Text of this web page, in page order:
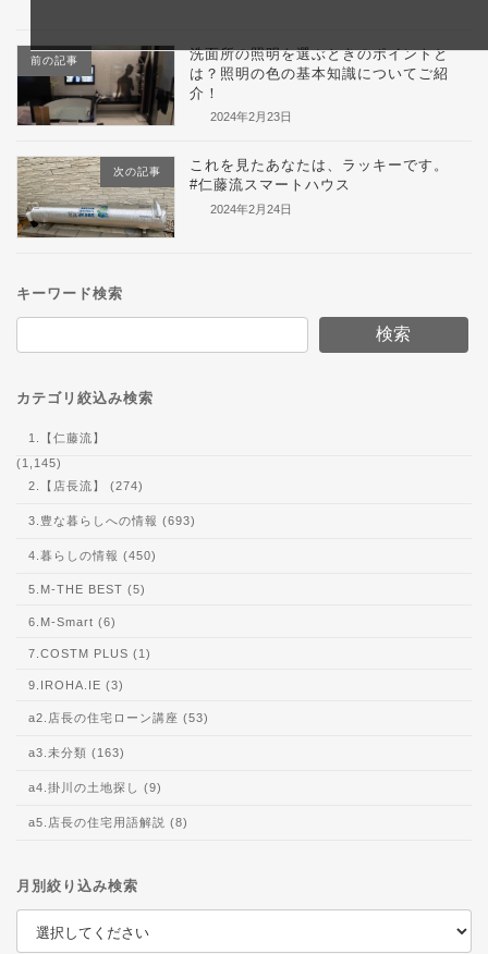
前の記事
洗面所の照明を選ぶときのポイントと
は？照明の色の基本知識についてご紹
介！
2024年2月23日
次の記事
これを見たあなたは、ラッキーです。
#仁藤流スマートハウス
2024年2月24日
キーワード検索
検索
カテゴリ絞込み検索
1.【仁藤流】
(1,145)
2.【店長流】 (274)
3.豊な暮らしへの情報 (693)
4.暮らしの情報 (450)
5.M-THE BEST (5)
6.M-Smart (6)
7.COSTM PLUS (1)
9.IROHA.IE (3)
a2.店長の住宅ローン講座 (53)
a3.未分類 (163)
a4.掛川の土地探し (9)
a5.店長の住宅用語解説 (8)
月別絞り込み検索